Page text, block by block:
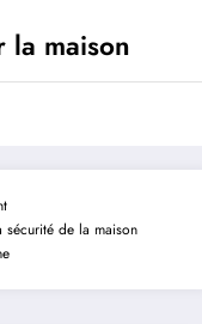
la maison
sécurité de la maison